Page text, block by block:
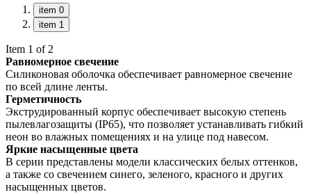
item 0
item 1
Item 1 of 2
Равномерное свечение
Силиконовая оболочка обеспечивает равномерное свечение
по всей длине ленты.
Герметичность
Экструдированный корпус обеспечивает высокую степень
пылевлагозащиты (IP65), что позволяет устанавливать гибкий
неон во влажных помещениях и на улице под навесом.
Яркие насыщенные цвета
В серии представлены модели классических белых оттенков,
а также со свечением синего, зеленого, красного и других
насыщенных цветов.